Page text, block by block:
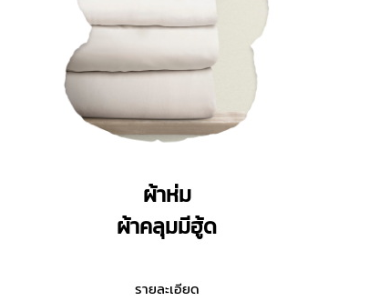
ผ้าห่ม
ผ้าคลุมมีฮู้ด
รายละเอียด